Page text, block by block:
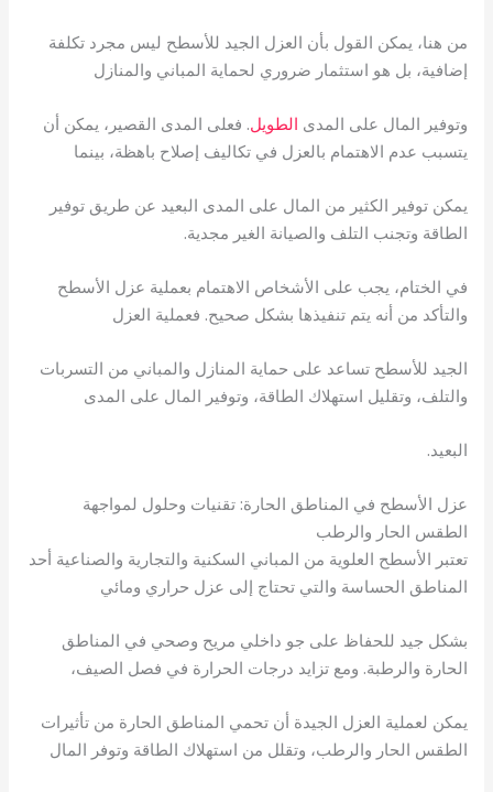
من هنا، يمكن القول بأن العزل الجيد للأسطح ليس مجرد تكلفة
إضافية، بل هو استثمار ضروري لحماية المباني والمنازل
وتوفير المال على المدى الطويل. فعلى المدى القصير، يمكن أن
يتسبب عدم الاهتمام بالعزل في تكاليف إصلاح باهظة، بينما
يمكن توفير الكثير من المال على المدى البعيد عن طريق توفير
الطاقة وتجنب التلف والصيانة الغير مجدية.
في الختام، يجب على الأشخاص الاهتمام بعملية عزل الأسطح
والتأكد من أنه يتم تنفيذها بشكل صحيح. فعملية العزل
الجيد للأسطح تساعد على حماية المنازل والمباني من التسربات
والتلف، وتقليل استهلاك الطاقة، وتوفير المال على المدى
البعيد.
عزل الأسطح في المناطق الحارة: تقنيات وحلول لمواجهة
الطقس الحار والرطب
تعتبر الأسطح العلوية من المباني السكنية والتجارية والصناعية أحد
المناطق الحساسة والتي تحتاج إلى عزل حراري ومائي
بشكل جيد للحفاظ على جو داخلي مريح وصحي في المناطق
الحارة والرطبة. ومع تزايد درجات الحرارة في فصل الصيف،
يمكن لعملية العزل الجيدة أن تحمي المناطق الحارة من تأثيرات
الطقس الحار والرطب، وتقلل من استهلاك الطاقة وتوفر المال